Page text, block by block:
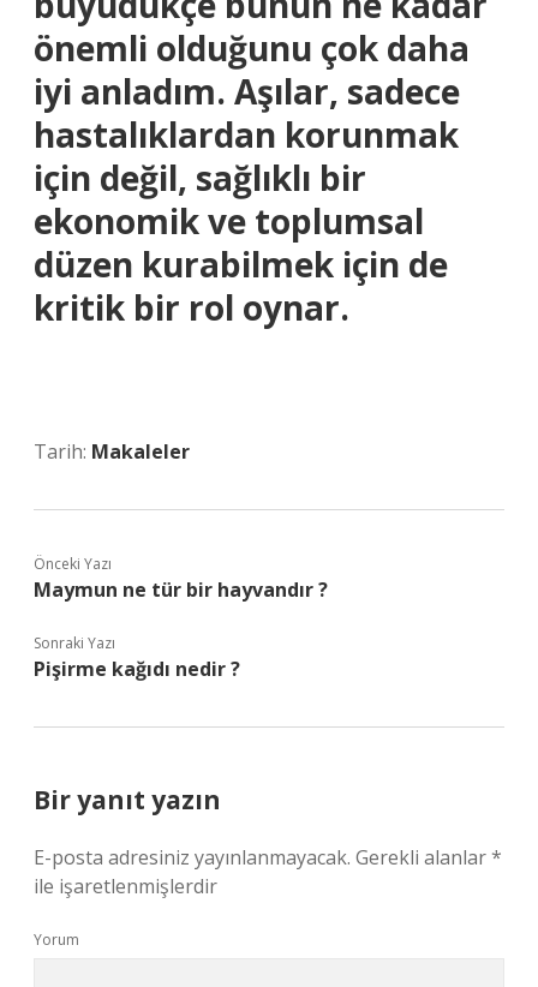
önemli olduğunu çok daha
iyi anladım. Aşılar, sadece
hastalıklardan korunmak
için değil, sağlıklı bir
ekonomik ve toplumsal
düzen kurabilmek için de
kritik bir rol oynar.
Tarih: Makaleler
Önceki Yazı
Maymun ne tür bir hayvandır ?
Sonraki Yazı
Pişirme kağıdı nedir ?
Bir yanıt yazın
E-posta adresiniz yayınlanmayacak. Gerekli alanlar*
ile işaretlenmişlerdir
Yorum